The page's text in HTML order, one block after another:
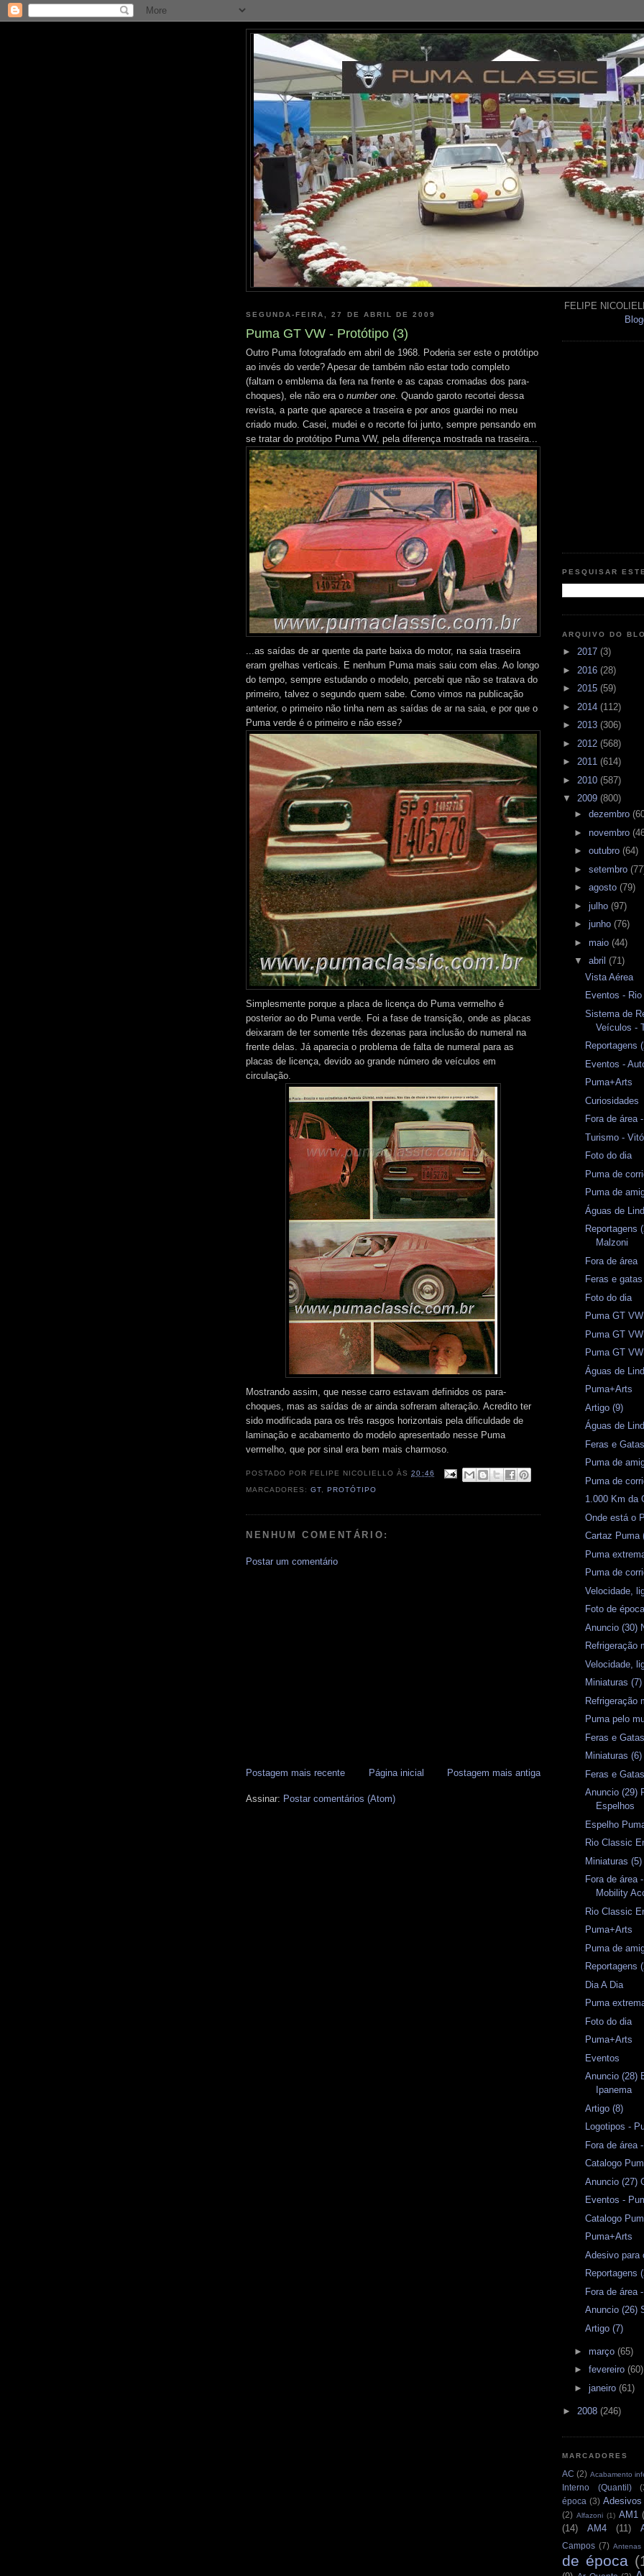
SEGUNDA-FEIRA, 27 DE ABRIL DE 2009
Puma GT VW - Protótipo (3)
Outro Puma fotografado em abril de 1968. Poderia ser este o protótipo
ao invés do verde? Apesar de também não estar todo completo
(faltam o emblema da fera na frente e as capas cromadas dos para-
choques), ele não era o number one . Quando garoto recortei dessa
revista, a parte que aparece a traseira e por anos guardei no meu
criado mudo. Casei, mudei e o recorte foi junto, sempre pensando em
se tratar do protótipo Puma VW, pela diferença mostrada na traseira...
...as saídas de ar quente da parte baixa do motor, na saia traseira
eram grelhas verticais. E nenhum Puma mais saiu com elas. Ao longo
do tempo, sempre estudando o modelo, percebi que não se tratava do
primeiro, talvez o segundo quem sabe. Como vimos na publicação
anterior, o primeiro não tinha nem as saídas de ar na saia, e por que o
Puma verde é o primeiro e não esse?
Simplesmente porque a placa de licença do Puma vermelho é
posterior ao do Puma verde. Foi a fase de transição, onde as placas
deixaram de ter somente três dezenas para inclusão do numeral na
frente delas. Já aparecia o problema de falta de numeral para as
placas de licença, devido ao grande número de veículos em
circulação.
Mostrando assim, que nesse carro estavam definidos os para-
choques, mas as saídas de ar ainda sofreram alteração. Acredito ter
sido modificada para os três rasgos horizontais pela dificuldade de
laminação e acabamento do modelo apresentado nesse Puma
vermelho, que por sinal era bem mais charmoso.
POSTADO POR FELIPE NICOLIELLO ÀS20:46
MARCADORES:GT ,PROTÓTIPO
NENHUM COMENTÁRIO:
Postar um comentário
Postagem mais recente Postagem mais antiga
Página inicial
Assinar: Postar comentários (Atom)
FELIPE
PESQUISAR
ARQUIVO DO
► 2017 (3)
► 2016 (28)
► 2015 (59)
► 2014 (112)
► 2013 (306)
► 2012 (568)
► 2011 (614)
► 2010 (587)
▼ 2009 (800)
► dezembro
► novembro
► outubro (64)
► setembro
► agosto (79)
► julho (97)
► junho (76)
► maio (44)
▼ abril (71)
Vista Aérea
Eventos -
Sistema de
Veículos -
Reportagens
Eventos -
Puma+Arts
Curiosidades
Fora de área
Turismo -
Foto do dia
Puma de
Puma de
Águas de
Reportagens
Malzoni
Fora de área
Feras e gatas
Foto do dia
Puma GT
Puma GT
Puma GT
Águas de
Puma+Arts
Artigo (9)
Águas de
Feras e Gatas
Puma de
Puma de
1.000 Km da
Onde está o
Cartaz Puma
Puma
Puma de
Velocidade,
Foto de
Anuncio (30)
Refrigeração
Velocidade,
Miniaturas (7)
Refrigeração
Puma pelo
Feras e Gatas
Miniaturas (6)
Feras e Gatas
Anuncio (29)
Espelhos
Espelho
Rio Classic
Miniaturas (5)
Fora de área
Mobility
Rio Classic
Puma+Arts
Puma de
Reportagens
Dia A Dia
Puma
Foto do dia
Puma+Arts
Eventos
Anuncio (28)
Ipanema
Artigo (8)
Logotipos -
Fora de área
Catalogo
Anuncio (27)
Eventos -
Catalogo
Puma+Arts
Adesivo para
Reportagens
Fora de área
Anuncio (26)
Artigo (7)
► março (65)
► fevereiro (60)
► janeiro (61)
► 2008 (246)
MARCADORES
AC (2) Acabamento
Interno (Quantil)
época (3) Adesivos
(2) Alfazoni (1) AM1
(14)
AM4 (11)
Campos (7) Antenas
de época